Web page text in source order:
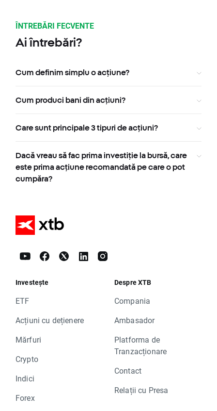
ÎNTREBĂRI FECVENTE
Ai întrebări?
Cum definim simplu o acțiune?
Cum produci bani din acțiuni?
Care sunt principale 3 tipuri de acțiuni?
Dacă vreau să fac prima investiție la bursă, care
este prima acțiune recomandată pe care o pot
cumpăra?
Investește
ETF
Acțiuni cu dețienere
Mărfuri
Crypto
Indici
Forex
Despre XTB
Compania
Ambasador
Platforma de
Tranzacționare
Contact
Relații cu Presa